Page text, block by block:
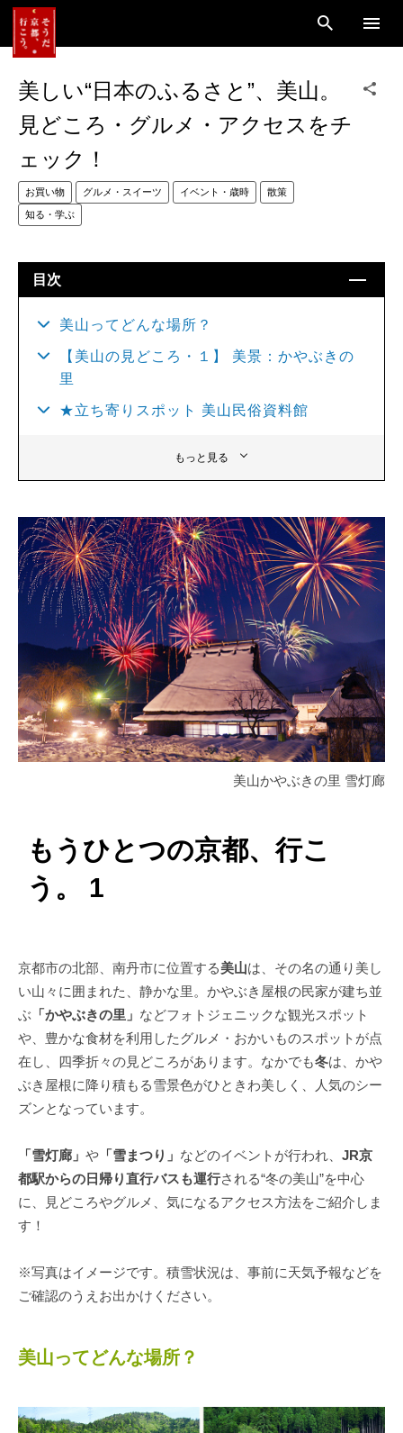
美しい“日本のふるさと”、美山。
見どころ・グルメ・アクセスをチ
ェック！
お買い物 グルメ・スイーツ イベント・歳時 散策
知る・学ぶ
目次
美山ってどんな場所？
【美山の見どころ・１】 美景：かやぶきの
里
★立ち寄りスポット 美山民俗資料館
もっと見る
美山かやぶきの里 雪灯廊
もうひとつの京都、行こ
う。 1
京都市の北部、南丹市に位置する美山は、その名の通り美し
い山々に囲まれた、静かな里。かやぶき屋根の民家が建ち並
ぶ 「かやぶきの里」 などフォトジェニックな観光スポット
や、豊かな食材を利用したグルメ・おかいものスポットが点
在し、四季折々の見どころがあります。なかでも冬は、かや
ぶき屋根に降り積もる雪景色がひときわ美しく、人気のシー
ズンとなっています。
「雪灯廊」や 「雪まつり」 などのイベントが行われ、JR京
都駅からの日帰り直行バスも運行される“冬の美山”を中心
に、見どころやグルメ、気になるアクセス方法をご紹介しま
す！
※写真はイメージです。積雪状況は、事前に天気予報などを
ご確認のうえお出かけください。
美山ってどんな場所？